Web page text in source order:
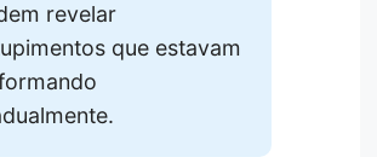
revelar
que estavam